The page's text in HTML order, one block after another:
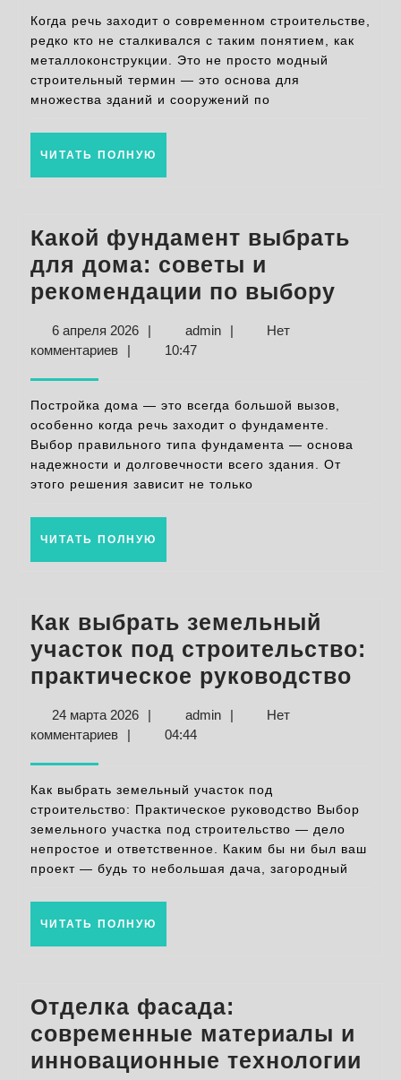
преимущества
и
области
применения
Когда речь заходит о современном строительстве,
редко кто не сталкивался с таким понятием, как
металлоконструкции. Это не просто модный
строительный термин — это основа для
множества зданий и сооружений по
ЧИТАТЬ ПОЛНУЮ
Какой фундамент выбрать
для дома: советы и
рекомендации по выбору
и
6 апреля 20266
апреля
| adminadmin
|
Нет
комментариев
| 10:47
Постройка дома — это всегда большой вызов,
особенно когда речь заходит о фундаменте.
Выбор правильного типа фундамента — основа
надежности и долговечности всего здания. От
этого решения зависит не только
ЧИТАТЬ ПОЛНУЮ
Как выбрать земельный
участок под строительство:
практическое руководство
24 марта 202624
марта
| adminadmin
|
Нет
комментариев
| 04:44
Как выбрать земельный участок под
строительство: Практическое руководство Выбор
земельного участка под строительство — дело
непростое и ответственное. Каким бы ни был ваш
проект — будь то небольшая дача, загородный
ЧИТАТЬ ПОЛНУЮ
Отделка фасада:
современные материалы и
инновационные технологии